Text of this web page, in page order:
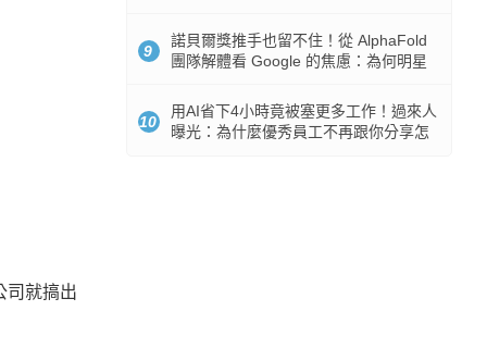
司就搞出
9
諾貝爾獎推手也留不住！從 AlphaFold
團隊解體看 Google 的焦慮：為何明星
10
用AI省下4小時竟被塞更多工作！過來人
曝光：為什麼優秀員工不再跟你分享怎